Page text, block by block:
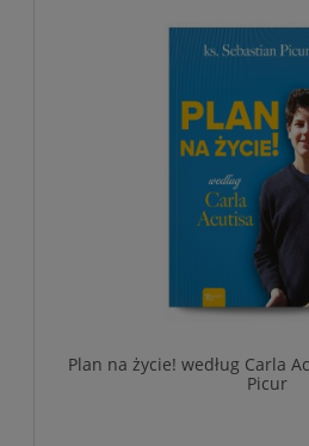
Plan na życie! według Carla
Picur